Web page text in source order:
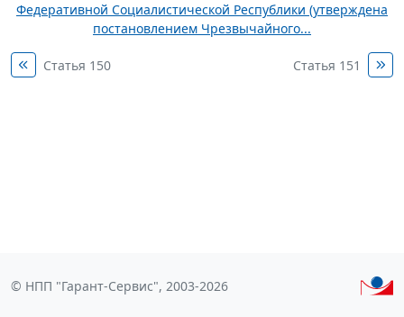
Федеративной Социалистической Республики (утверждена
постановлением Чрезвычайного...
Статья 150 Статья 151
© НПП "Гарант-Сервис", 2003-2026